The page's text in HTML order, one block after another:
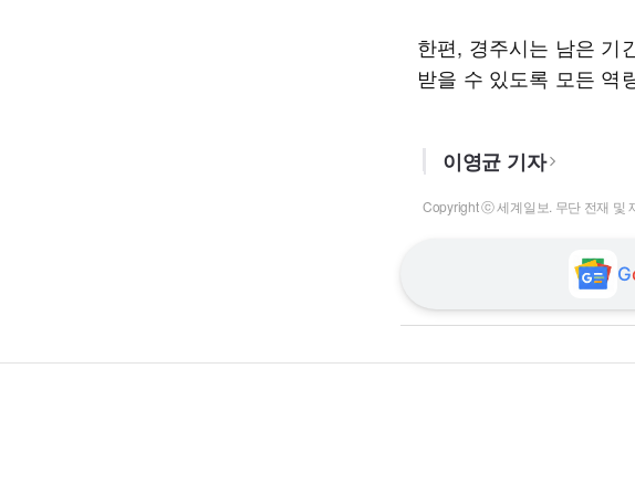
한편, 경주시는 남은 기
받을 수 있도록 모든 역
이영균 기자
Copyright ⓒ 세계일보. 무단 전재 및
G